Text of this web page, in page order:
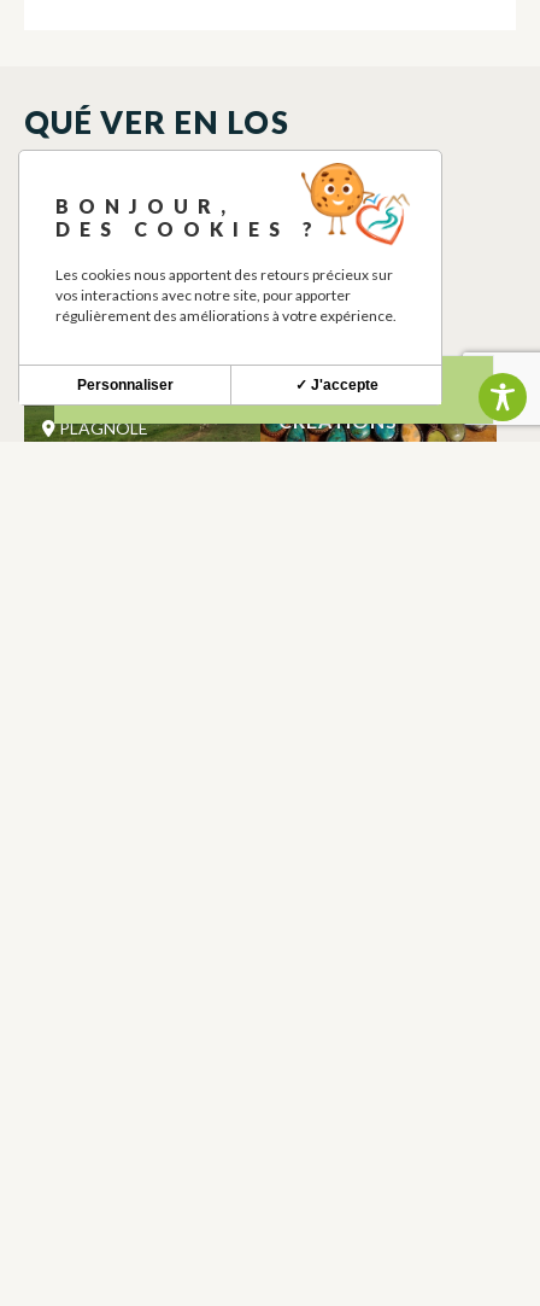
QUÉ VER EN LOS
ALREDEDORES
ELEVAGE BENAZET
PLAGNOLE
NÓMADAS
CRÉATIONS
BONJOUR,
DES COOKIES ?
Les cookies nous apportent des retours précieux sur
vos interactions avec notre site, pour apporter
régulièrement des améliorations à votre expérience.
✓ J'accepte
Personnaliser